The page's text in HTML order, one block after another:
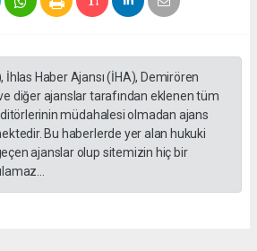
İhlas Haber Ajansı (İHA), Demirören
diğer ajanslar tarafından eklenen tüm
müdahalesi olmadan ajans
Bu haberlerde yer alan hukuki
ajanslar olup sitemizin hiç bir